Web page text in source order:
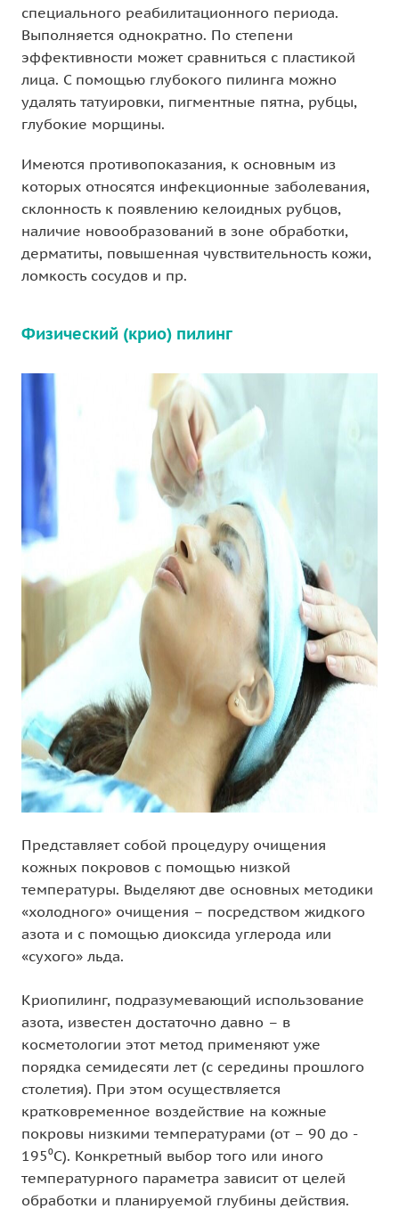
специального реабилитационного периода.
Выполняется однократно. По степени
эффективности может сравниться с пластикой
лица. С помощью глубокого пилинга можно
удалять татуировки, пигментные пятна, рубцы,
глубокие морщины.
Имеются противопоказания, к основным из
которых относятся инфекционные заболевания,
склонность к появлению келоидных рубцов,
наличие новообразований в зоне обработки,
дерматиты, повышенная чувствительность кожи,
ломкость сосудов и пр.
Физический (крио) пилинг
Представляет собой процедуру очищения
кожных покровов с помощью низкой
температуры. Выделяют две основных методики
«холодного» очищения – посредством жидкого
азота и с помощью диоксида углерода или
«сухого» льда.
Криопилинг, подразумевающий использование
азота, известен достаточно давно – в
косметологии этот метод применяют уже
порядка семидесяти лет (с середины прошлого
столетия). При этом осуществляется
кратковременное воздействие на кожные
покровы низкими температурами (от – 90 до -
195⁰С). Конкретный выбор того или иного
температурного параметра зависит от целей
обработки и планируемой глубины действия.